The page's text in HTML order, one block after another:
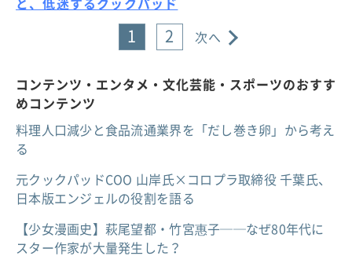
1 2 次へ
コンテンツ・エンタメ・文化芸能・スポーツのおすす
めコンテンツ
料理人口減少と食品流通業界を「だし巻き卵」から考え
る
元クックパッドCOO 山岸氏×コロプラ取締役 千葉氏、
日本版エンジェルの役割を語る
【少女漫画史】萩尾望都・竹宮惠子──なぜ80年代に
スター作家が大量発生した？